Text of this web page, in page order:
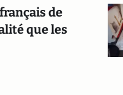
de
que les